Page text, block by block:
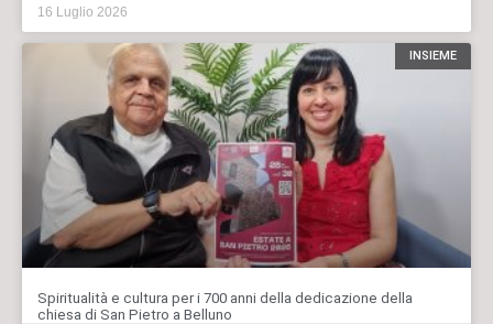
16 Luglio 2026
INSIEME
Spiritualità e cultura per i 700 anni della dedicazione della
chiesa di San Pietro a Belluno